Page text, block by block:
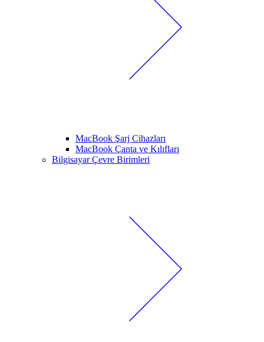
MacBook Şarj Cihazları
MacBook Çanta ve Kılıfları
Bilgisayar Çevre Birimleri